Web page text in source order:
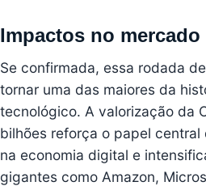
Impactos no
Se confirmada, essa rodada
tornar uma das maiores da
tecnológico. A valorização da
bilhões reforça o papel
na economia digital e
gigantes como Amazon,